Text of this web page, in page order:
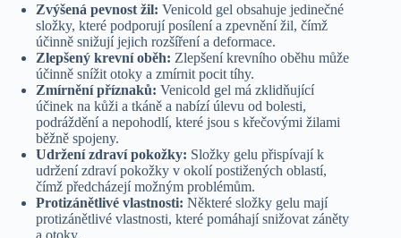
Zvýšená pevnost žil: Venicold gel obsahuje jedinečné
složky, které podporují posílení a zpevnění žil, čímž
účinně snižují jejich rozšíření a deformace.
Zlepšený krevní oběh: Zlepšení krevního oběhu může
účinně snížit otoky a zmírnit pocit tíhy.
Zmírnění příznaků: Venicold gel má zklidňující
účinek na kůži a tkáně a nabízí úlevu od bolesti,
podráždění a nepohodlí, které jsou s křečovými žilami
běžně spojeny.
Udržení zdraví pokožky: Složky gelu přispívají k
udržení zdraví pokožky v okolí postižených oblastí,
čímž předcházejí možným problémům.
Protizánětlivé vlastnosti: Některé složky gelu mají
protizánětlivé vlastnosti, které pomáhají snižovat záněty
a otoky.